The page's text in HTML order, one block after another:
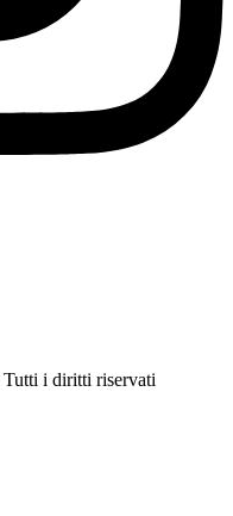
i diritti riservati